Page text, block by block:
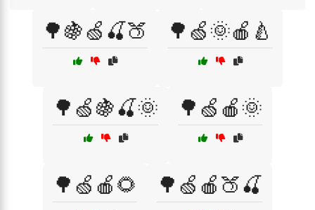
🌳🍇🍏🍒🍑 🌳🍏🌞🍎🍐
🌳🍏🍇🍒🌞 🌳🍏🍎🌞
🌳🍏🍎🌻 🌳🍏🍎🍑🍒